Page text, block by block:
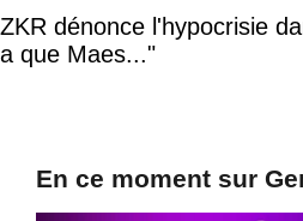
ZKR dénonce l'hypocrisie
a que Maes..."
En ce moment sur